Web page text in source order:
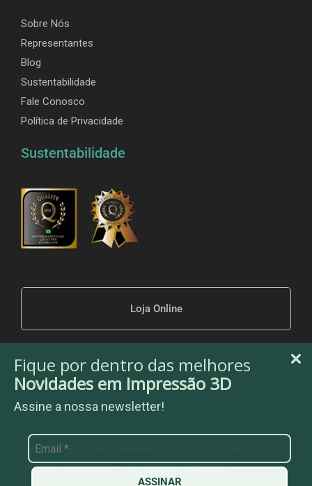
Fique por dentro das melhores
Novidades em Impressão 3D
Assine a nossa newsletter!
ASSINAR
Sobre Nós
Representantes
Blog
Sustentabilidade
Fale Conosco
Política de Privacidade
Sustentabilidade
Loja Online
3be Soluções em Impressão 3D © 2025 – Todos os
direitos reservados – PorAgência Temperim